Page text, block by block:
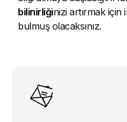
bilinirliğinizi artırmak
bulmuş olacaksınız.